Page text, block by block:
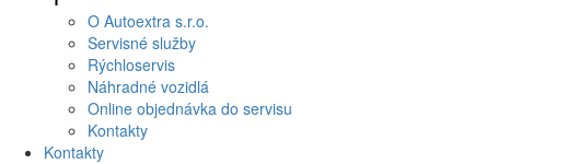
O Autoextra s.r.o.
Servisné služby
Rýchloservis
Náhradné vozidlá
Online objednávka do servisu
Kontakty
Kontakty